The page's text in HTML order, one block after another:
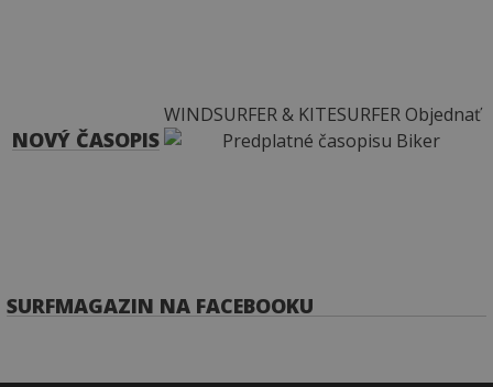
NOVÝ ČASOPIS
WINDSURFER & KITESURFERObjednať
SURFMAGAZIN NA FACEBOOKU